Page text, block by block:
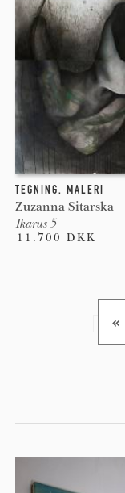
TEGNING, MALERI
Zuzanna Sitarska
Ikarus 5
11.700 DKK
«